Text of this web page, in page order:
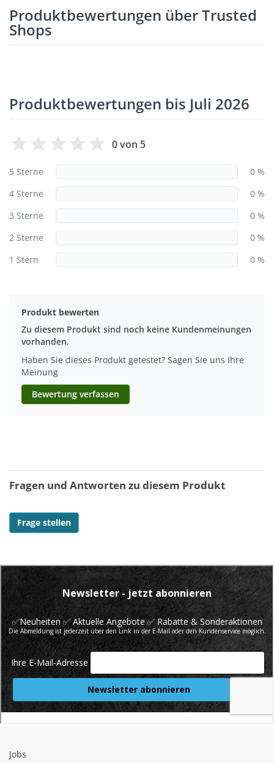
Produktbewertungen über Trusted
Shops
Produktbewertungen bis Juli 2026
0 von 5
5 Sterne
0 %
4 Sterne
0 %
3 Sterne
0 %
2 Sterne
0 %
1 Stern
0 %
Produkt bewerten
Zu diesem Produkt sind noch keine Kundenmeinungen
vorhanden.
Haben Sie dieses Produkt getestet? Sagen Sie uns Ihre
Meinung
Bewertung verfassen
Fragen und Antworten zu diesem Produkt
Frage stellen
Jobs